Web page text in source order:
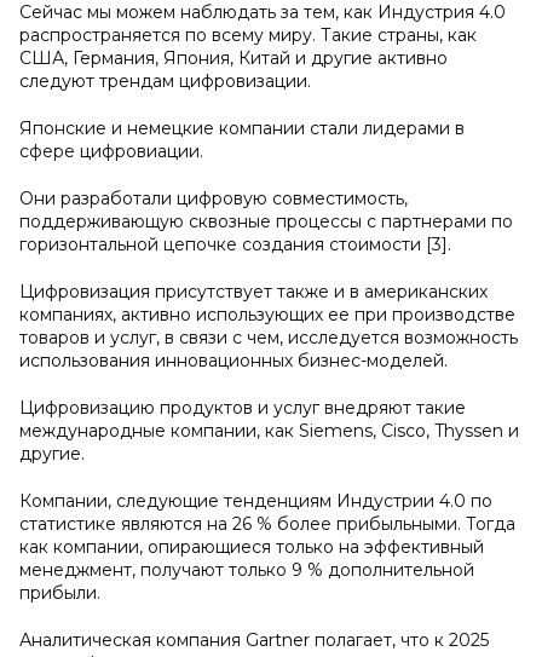
Сейчас мы можем наблюдать за тем, как Индустрия 4.0
распространяется по всему миру. Такие страны, как
США, Германия, Япония, Китай и другие активно
следуют трендам цифровизации.
Японские и немецкие компании стали лидерами в
сфере цифровиации.
Они разработали цифровую совместимость,
поддерживающую сквозные процессы с партнерами по
горизонтальной цепочке создания стоимости [3].
Цифровизация присутствует также и в американских
компаниях, активно использующих ее при производстве
товаров и услуг, в связи с чем, исследуется возможность
использования инновационных бизнес-моделей.
Цифровизацию продуктов и услуг внедряют такие
международные компании, как Siemens, Cisco, Thyssen и
другие.
Компании, следующие тенденциям Индустрии 4.0 по
статистике являются на 26 % более прибыльными. Тогда
как компании, опирающиеся только на эффективный
менеджмент, получают только 9 % дополнительной
прибыли.
Аналитическая компания Gartner полагает, что к 2025